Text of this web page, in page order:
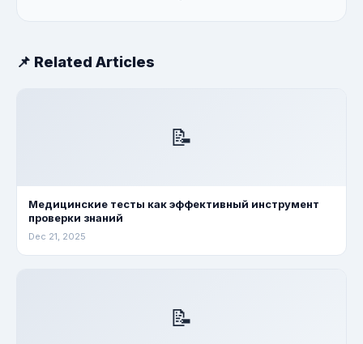
📌 Related Articles
📝
Медицинские тесты как эффективный инструмент
проверки знаний
Dec 21, 2025
📝